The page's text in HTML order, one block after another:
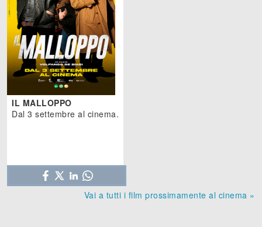
IL MALLOPPO
Dal 3 settembre al cinema.
Vai a tutti i film prossimamente al cinema »